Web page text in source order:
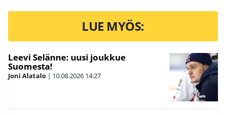
LUE MYÖS:
Leevi Selänne: uusi joukkue
Suomesta!
Joni Alatalo | 10.08.2026 14:27